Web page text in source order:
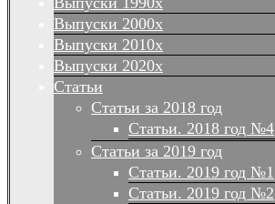
Выпуски 2000х
Выпуски 2010х
Выпуски 2020х
Статьи
Статьи за 2018 год
Статьи. 2018 год №4
Статьи за 2019 год
Статьи. 2019 год №1
Статьи. 2019 год №2